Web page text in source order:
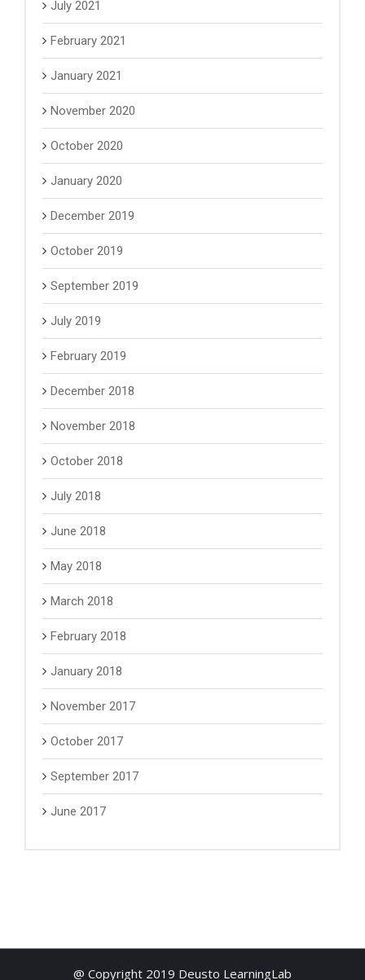
July 2021
February 2021
January 2021
November 2020
October 2020
January 2020
December 2019
October 2019
September 2019
July 2019
February 2019
December 2018
November 2018
October 2018
July 2018
June 2018
May 2018
March 2018
February 2018
January 2018
November 2017
October 2017
September 2017
June 2017
@ Copyright 2019 Deusto LearningLab